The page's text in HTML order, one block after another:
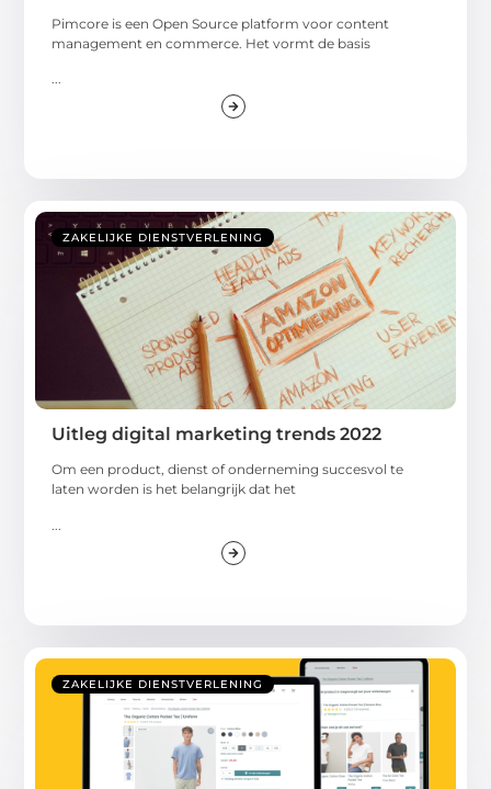
Pimcore is een Open Source platform voor content
management en commerce. Het vormt de basis
...
ZAKELIJKE DIENSTVERLENING
Uitleg digital marketing trends 2022
Om een product, dienst of onderneming succesvol te
laten worden is het belangrijk dat het
ZAKELIJKE DIENSTVERLENING